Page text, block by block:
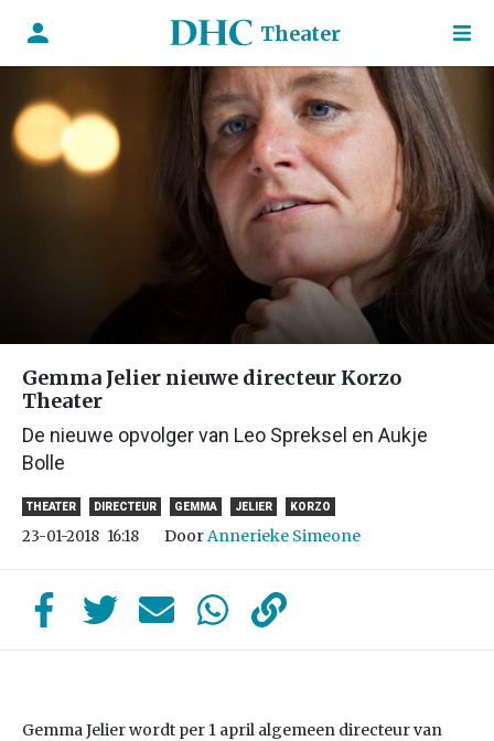
Theater
Gemma Jelier nieuwe directeur Korzo
Theater
De nieuwe opvolger van Leo Spreksel en Aukje
Bolle
THEATER DIRECTEUR GEMMA JELIER KORZO
23-01-2018 16:18 DoorAnnerieke Simeone
Gemma Jelier wordt per 1 april algemeen directeur van